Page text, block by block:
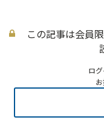
この記事は会員
ロ